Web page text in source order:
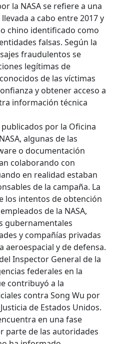
la NASA se refiere a una
a cabo entre 2017 y
chino identificado como
falsas. Según la
fraudulentos se
legítimas de
de las víctimas
y obtener acceso a
información técnica
por la Oficina
algunas de las
o documentación
colaborando con
en realidad estaban
de la campaña. La
los intentos de obtención
de la NASA,
gubernamentales
y compañías privadas
aeroespacial y de defensa.
Inspector General de la
federales en la
contribuyó a la
contra Song Wu por
de Estados Unidos.
en una fase
parte de las autoridades